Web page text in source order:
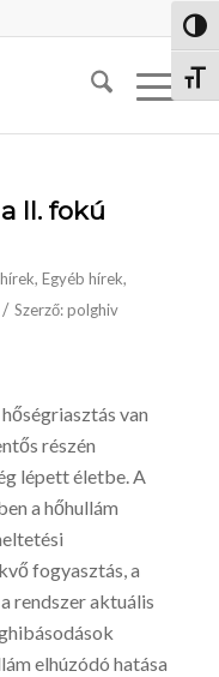
II. fokú
, Egyéb hírek,
/ Szerző:polghiv
van
részén
lépett életbe. A
a hőhullám
fogyasztás, a
rendszer aktuális
elhúzódó hatása